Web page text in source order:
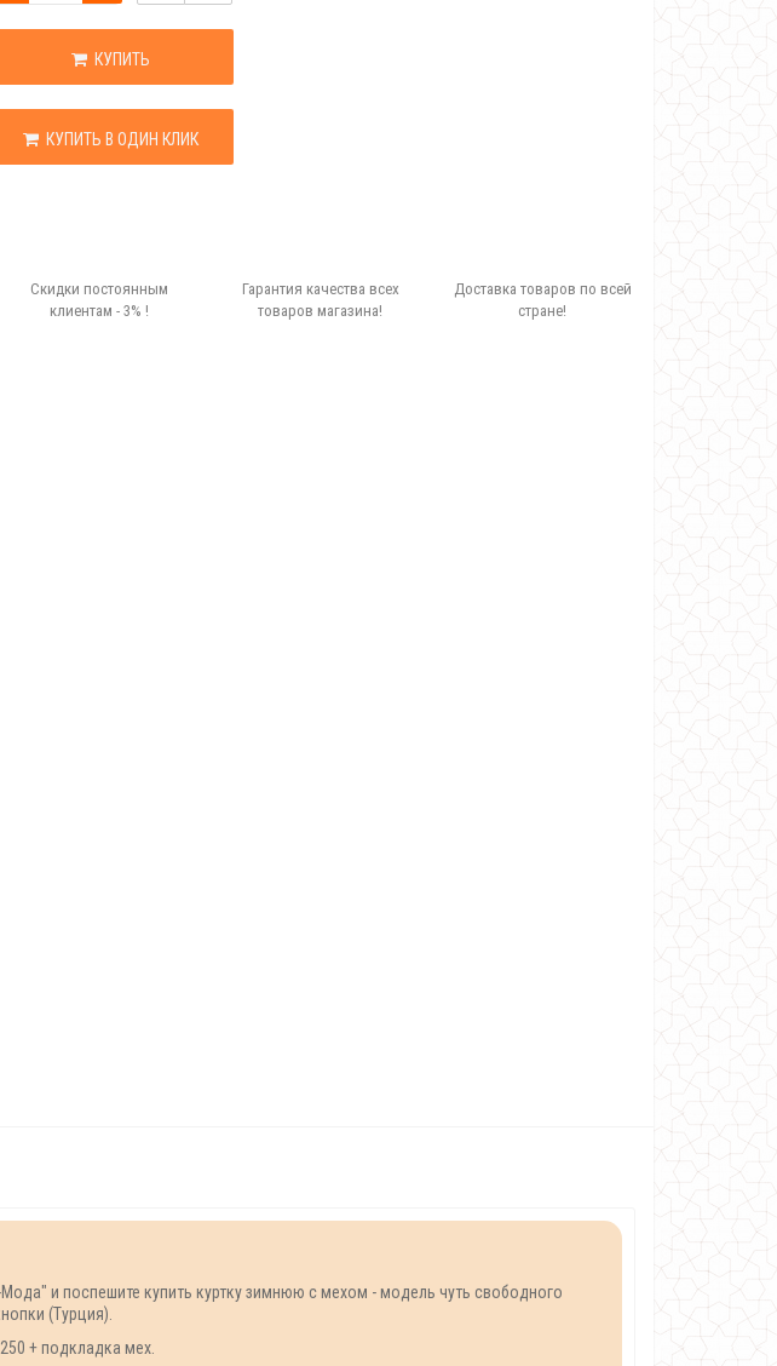
КУПИТЬ
КУПИТЬ В ОДИН КЛИК
Скидки постоянным
клиентам - 3% !
Гарантия качества всех
товаров магазина!
Доставка товаров по всей
стране!
и поспешите купить куртку зимнюю с мехом - модель чуть свободного
(Турция).
+ подкладка мех.